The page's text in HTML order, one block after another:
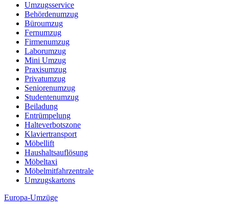
Umzugsservice
Behördenumzug
Büroumzug
Fernumzug
Firmenumzug
Laborumzug
Mini Umzug
Praxisumzug
Privatumzug
Seniorenumzug
Studentenumzug
Beiladung
Entrümpelung
Halteverbotszone
Klaviertransport
Möbellift
Haushaltsauflösung
Möbeltaxi
Möbelmitfahrzentrale
Umzugskartons
Europa-Umzüge